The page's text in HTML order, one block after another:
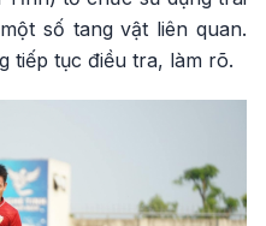
số tang vật liên quan.
tiếp tục điều tra, làm rõ.